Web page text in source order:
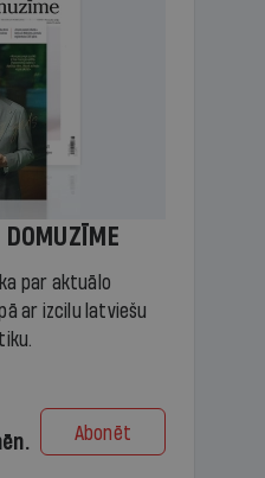
DOMUZĪME
par aktuālo
ar izcilu latviešu
Abonēt